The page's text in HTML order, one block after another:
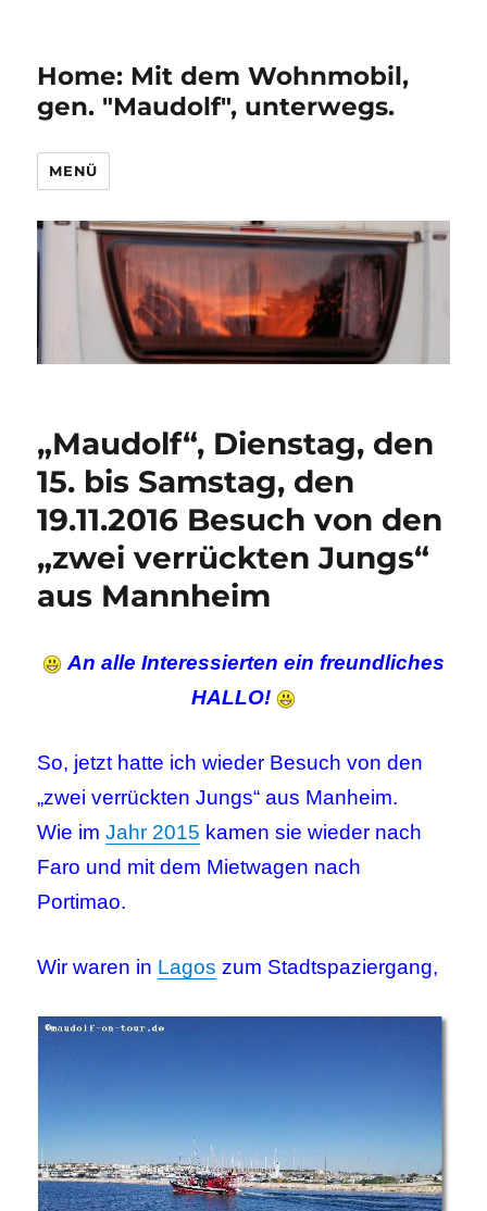
Home: Mit dem Wohnmobil,
gen. "Maudolf", unterwegs.
MENÜ
„Maudolf“, Dienstag, den
15. bis Samstag, den
19.11.2016 Besuch von den
„zwei verrückten Jungs“
aus Mannheim
An alle Interessierten ein freundliches
HALLO!
So, jetzt hatte ich wieder Besuch von den
„zwei verrückten Jungs“ aus Manheim.
Wie imJahr 2015 kamen sie wieder nach
Faro und mit dem Mietwagen nach
Portimao.
Wir waren in Lagos zum Stadtspaziergang,